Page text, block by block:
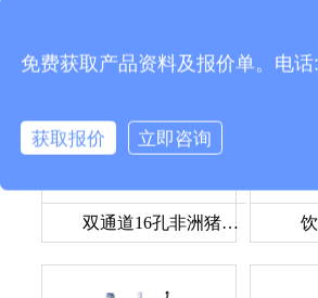
双通道16孔非洲猪瘟检测仪
免费获取产品资料及报价单。电
获取报价 立即咨询